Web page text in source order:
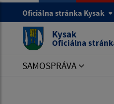
Oficiálna stránka Kysak
Kysak
Oficiálna
SAMOSPRÁVA